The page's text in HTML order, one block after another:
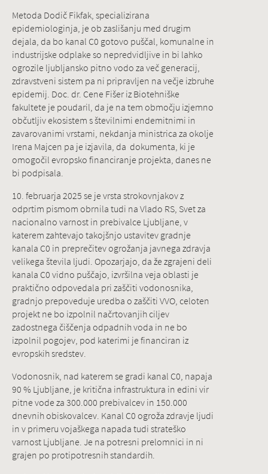
Metoda Dodič Fikfak, specializirana
epidemiologinja, je ob zaslišanju med drugim
dejala, da bo kanal C0 gotovo puščal, komunalne in
industrijske odplake so nepredvidljive in bi lahko
ogrozile ljubljansko pitno vodo za več generacij,
zdravstveni sistem pa ni pripravljen na večje izbruhe
epidemij. Doc. dr. Cene Fišer iz Biotehniške
fakultete je poudaril, da je na tem območju izjemno
občutljiv ekosistem s številnimi endemitnimi in
zavarovanimi vrstami, nekdanja ministrica za okolje
Irena Majcen pa je izjavila, da dokumenta, ki je
omogočil evropsko financiranje projekta, danes ne
bi podpisala.
10. februarja 2025 se je vrsta strokovnjakov z
odprtim pismom obrnila tudi na Vlado RS, Svet za
nacionalno varnost in prebivalce Ljubljane, v
katerem zahtevajo takojšnjo ustavitev gradnje
kanala C0 in preprečitev ogrožanja javnega zdravja
velikega števila ljudi. Opozarjajo, da že zgrajeni deli
kanala C0 vidno puščajo, izvršilna veja oblasti je
praktično odpovedala pri zaščiti vodonosnika,
gradnjo prepoveduje uredba o zaščiti VVO, celoten
projekt ne bo izpolnil načrtovanjih ciljev
zadostnega čiščenja odpadnih voda in ne bo
izpolnil pogojev, pod katerimi je financiran iz
evropskih sredstev.
Vodonosnik, nad katerem se gradi kanal C0, napaja
90 % Ljubljane, je kritična infrastruktura in edini vir
pitne vode za 300.000 prebivalcev in 150.000
dnevnih obiskovalcev. Kanal C0 ogroža zdravje ljudi
in v primeru vojaškega napada tudi strateško
varnost Ljubljane. Je na potresni prelomnici in ni
grajen po protipotresnih standardih.